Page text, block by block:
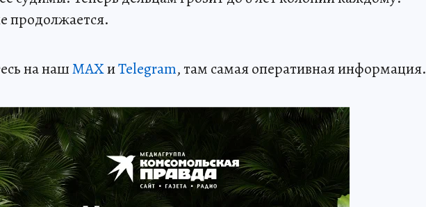
продолжается.
на нашMAXиTelegram, там самая оперативная информация.